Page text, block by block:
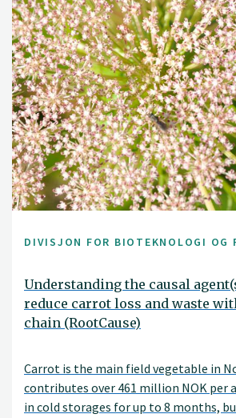
DIVISJON FOR BIOTEKNOLOGI OG
Understanding the causal
reduce carrot loss and waste
chain (RootCause)
Carrot is the main field vegetable in
contributes over 461 million NOK per
in cold storages for up to 8 months,